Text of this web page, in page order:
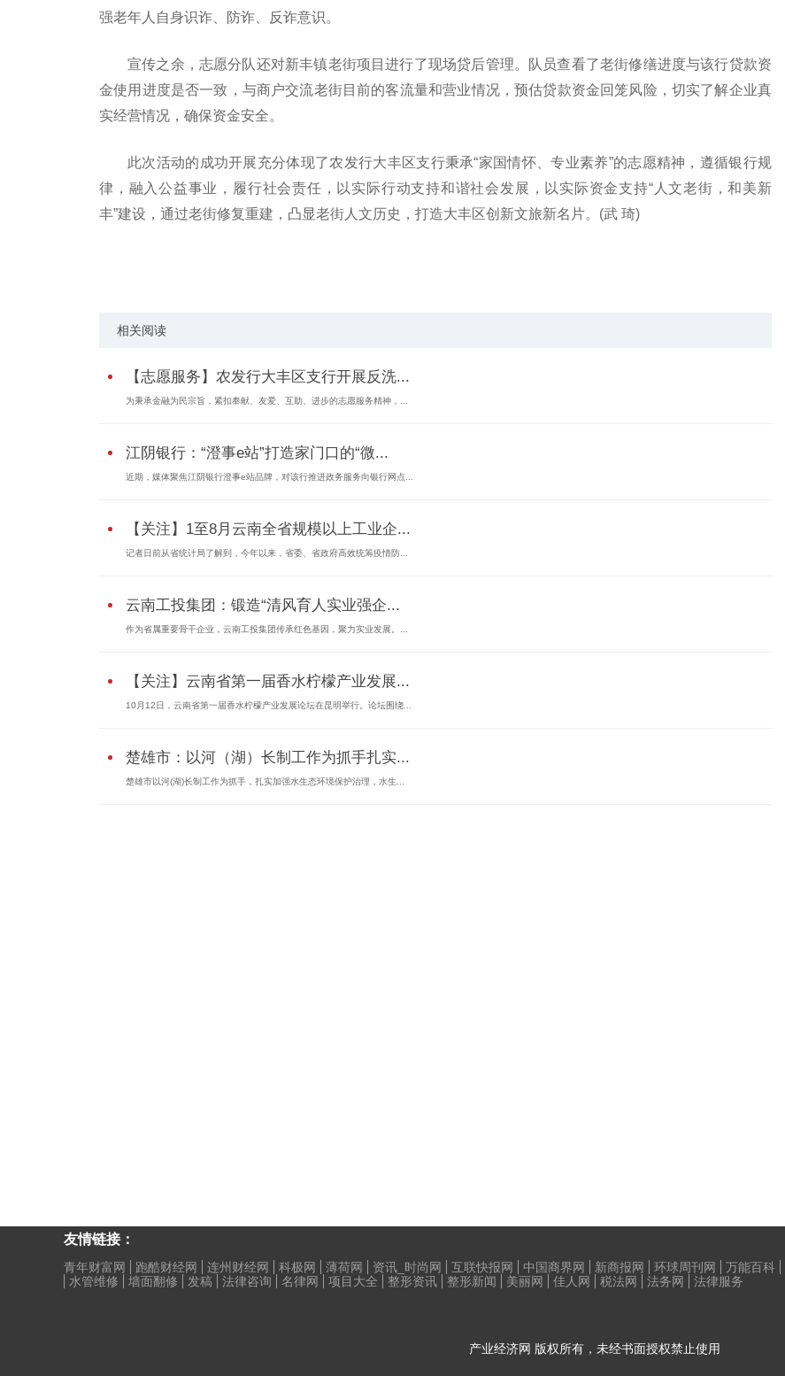
强老年人自身识诈、防诈、反诈意识。
宣传之余，志愿分队还对新丰镇老街项目进行了现场贷后管理。队员查看了老街修缮进度与该行贷款资
金使用进度是否一致，与商户交流老街目前的客流量和营业情况，预估贷款资金回笼风险，切实了解企业真
实经营情况，确保资金安全。
此次活动的成功开展充分体现了农发行大丰区支行秉承“家国情怀、专业素养”的志愿精神，遵循银行规
律，融入公益事业，履行社会责任，以实际行动支持和谐社会发展，以实际资金支持“人文老街，和美新
丰”建设，通过老街修复重建，凸显老街人文历史，打造大丰区创新文旅新名片。(武 琦)
相关阅读
【志愿服务】农发行大丰区支行开展反洗...
为秉承金融为民宗旨，紧扣奉献、友爱、互助、进步的志愿服务精神，...
江阴银行：“澄事e站”打造家门口的“微...
近期，媒体聚焦江阴银行澄事e站品牌，对该行推进政务服务向银行网点...
【关注】1至8月云南全省规模以上工业企...
记者日前从省统计局了解到，今年以来，省委、省政府高效统筹疫情防...
云南工投集团：锻造“清风育人实业强企...
作为省属重要骨干企业，云南工投集团传承红色基因，聚力实业发展。...
【关注】云南省第一届香水柠檬产业发展...
10月12日，云南省第一届香水柠檬产业发展论坛在昆明举行。论坛围绕...
楚雄市：以河（湖）长制工作为抓手扎实...
楚雄市以河(湖)长制工作为抓手，扎实加强水生态环境保护治理，水生...
友情链接：
青年财富网 跑酷财经网 连州财经网 科极网 薄荷网 资讯_时尚网 互联快报网 中国商界网 新商报网 环球周刊网 万能百科
水管维修
墙面翻修 发稿 法律咨询 名律网 项目大全 整形资讯 整形新闻 美丽网 佳人网 税法网 法务网
法律服务
产业经济网 版权所有，未经书面授权禁止使用